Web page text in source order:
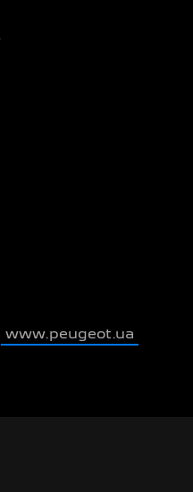
www.peugeot.ua